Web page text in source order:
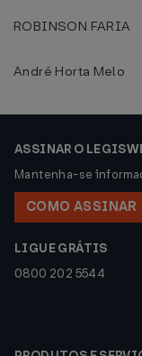
ROBINSON FARIA
André Horta Melo
ASSINAR O
Mantenha-se
COMO ASSINAR
LIGUE GRÁTIS
0800 202 5544